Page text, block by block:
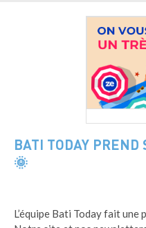
BATI TODAY PREND
🌞
L’équipe Bati Today fait une